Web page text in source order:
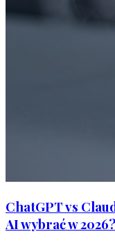
ChatGPT vs
AI wybrać w 2026?